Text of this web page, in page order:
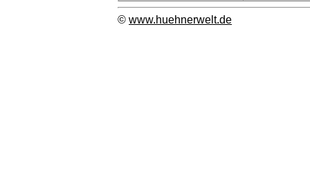
© www.huehnerwelt.de